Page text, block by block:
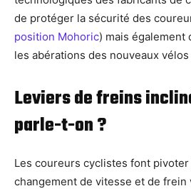
de protéger la sécurité des
position Mohoric) mais également
les abérations des nouveaux
Leviers de freins
parle-t-on ?
Les coureurs cyclistes font
changement de vitesse et de frein